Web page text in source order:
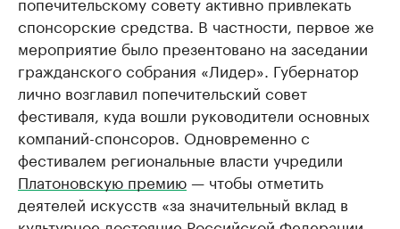
спонсорские средства. В частности, первое же
мероприятие было презентовано на заседании
гражданского собрания «Лидер». Губернатор
лично возглавил попечительский совет
фестиваля, куда вошли руководители основных
компаний-спонсоров. Одновременно с
фестивалем региональные власти учредили
Платоновскую премию— чтобы отметить
деятелей искусств «за значительный вклад в